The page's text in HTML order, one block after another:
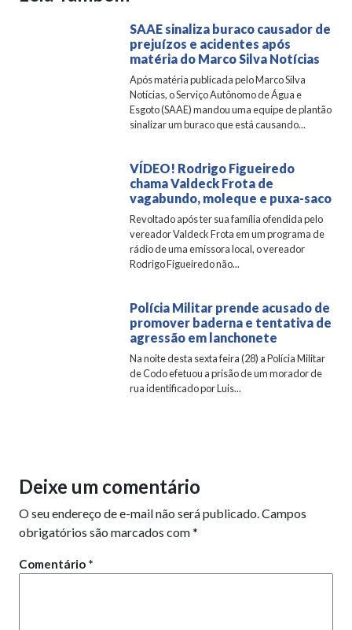
SAAE sinaliza buraco causador de
prejuízos e acidentes após
matéria do Marco Silva Notícias
Após matéria publicada pelo Marco Silva
Notícias, o Serviço Autônomo de Água e
Esgoto (SAAE) mandou uma equipe de plantão
sinalizar um buraco que está causando...
VÍDEO! Rodrigo Figueiredo
chama Valdeck Frota de
vagabundo, moleque e puxa-saco
Revoltado após ter sua família ofendida pelo
vereador Valdeck Frota em um programa de
rádio de uma emissora local, o vereador
Rodrigo Figueiredo não...
Polícia Militar prende acusado de
promover baderna e tentativa de
agressão em lanchonete
Na noite desta sexta feira (28) a Polícia Militar
de Codo efetuou a prisão de um morador de
rua identificado por Luis...
Deixe um comentário
O seu endereço de e-mail não será publicado.Campos
obrigatórios são marcados com*
Comentário *